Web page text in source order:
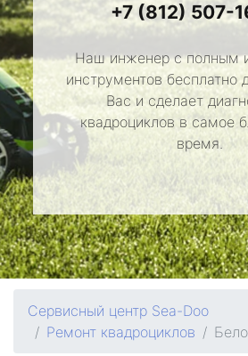
+7 (812) 507-
Наш инженер с полным
инструментов бесплатно
Вас и сделает
квадроциклов в самое
время.
Сервисный центр Sea-Doo
Ремонт квадроциклов